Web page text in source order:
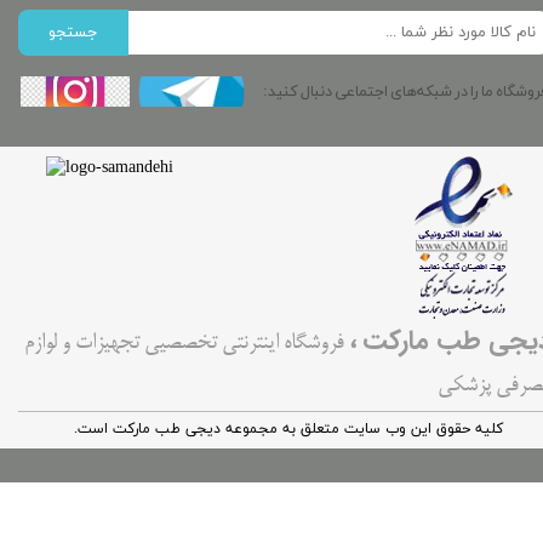
طب مارکت، فروشگاه اینترنتی تخصصیی تجهیزات و لوازم
پزشکی
کليه حقوق اين وب سایت متعلق به مجموعه دیجی طب مارکت است.
جستجو
ما را در شبکه‌های اجتماعی دنبال کنید: